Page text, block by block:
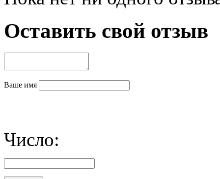
Оставить свой отзыв
Ваше имя
Число: